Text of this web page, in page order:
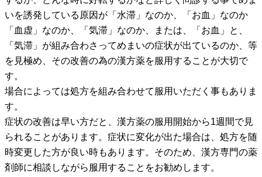
いを誘発している原因が「水滞」なのか、「お血」なのか
「血虚」なのか、「気滞」なのか、または、「お血」と、
「気滞」が組み合わさってめまいの症状が出ているのか、等
を見極め、その改善の為の漢方薬を服用することが大切で
す。
場合によっては処方を組み合わせて服用いただく事もありま
す。
症状の改善は早い方だと、漢方薬の服用開始から1週間で見
られることがあります。症状に変化が出た場合は、処方を随
時変更した方が良い時もあります。そのため、漢方専門の薬
剤師に相談しながら服用することをお勧めします。